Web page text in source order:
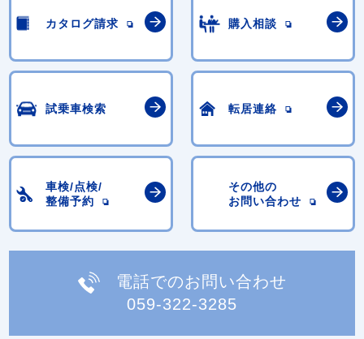
カタログ請求 購入相談
試乗車検索 転居連絡
車検/点検/
整備予約
その他の
お問い合わせ
電話でのお問い合わせ
059-322-3285